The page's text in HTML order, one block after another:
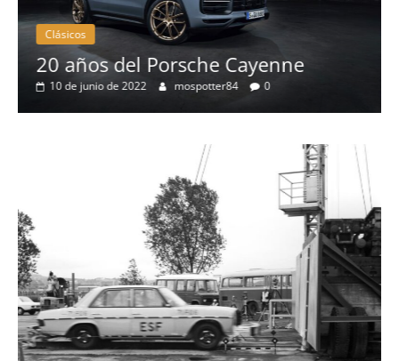
Clásicos
20 años del Porsche Cayenne
10 de junio de 2022 mospotter84 0